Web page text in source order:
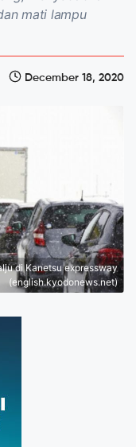
mati lampu
December 18, 2020
di Kanetsu expressway
(english.kyodonews.net)